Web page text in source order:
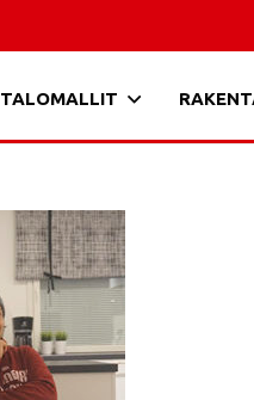
TALOMALLIT